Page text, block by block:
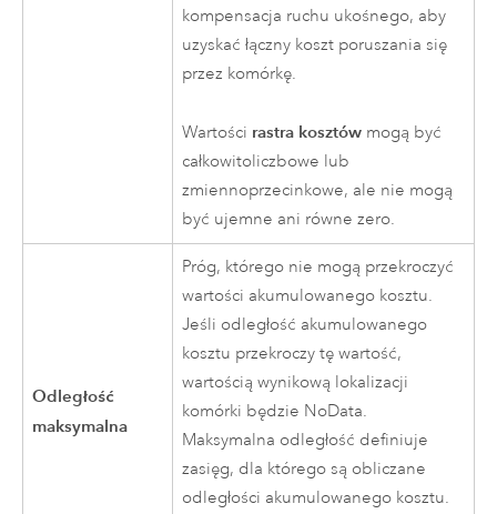
kompensacja ruchu ukośnego, aby
uzyskać łączny koszt poruszania się
przez komórkę.
Wartości rastra kosztów mogą być
całkowitoliczbowe lub
zmiennoprzecinkowe, ale nie mogą
być ujemne ani równe zero.
Odległość
maksymalna
Próg, którego nie mogą przekroczyć
wartości akumulowanego kosztu.
Jeśli odległość akumulowanego
kosztu przekroczy tę wartość,
wartością wynikową lokalizacji
komórki będzie NoData.
Maksymalna odległość definiuje
zasięg, dla którego są obliczane
odległości akumulowanego kosztu.